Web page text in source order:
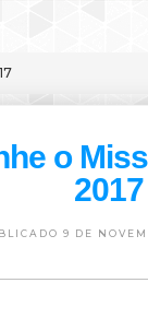
o
2017
9 DE